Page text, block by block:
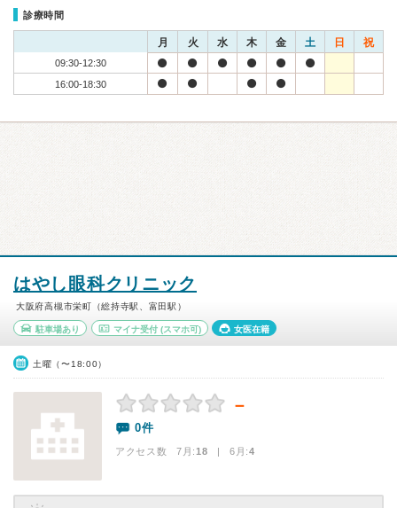
診療時間
月 火 水 木 金 土 日 祝
09:30-12:30
16:00-18:30
はやし眼科クリニック
大阪府高槻市栄町（総持寺駅、富田駅）
駐車場あり マイナ受付(スマホ可) 女医在籍
土曜（〜18:00）
－
0件
アクセス数 7月:18 | 6月:4